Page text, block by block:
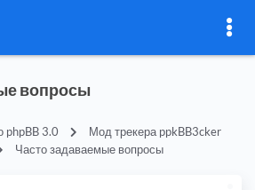
вопросы
3.0
Мод трекера ppkBB3cker
Часто задаваемые вопросы